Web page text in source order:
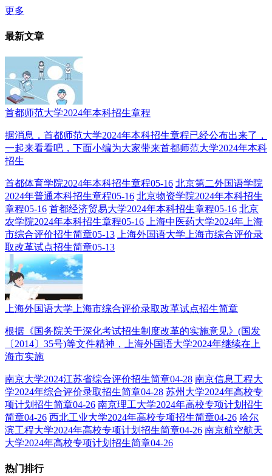
更多
最新文章
首都师范大学2024年本科招生章程
据消息，首都师范大学2024年本科招生章程已经公布出来了，
一起来看看吧，下面小编为大家带来首都师范大学2024年本科
招生
首都体育学院2024年本科招生章程05-16 北京第二外国语学院
2024年普通本科招生章程05-16 北京物资学院2024年本科招生
章程05-16 首都经济贸易大学2024年本科招生章程05-16 北京
农学院2024年本科招生章程05-16
上海中医药大学2024年上海
市综合评价招生简章05-13
上海外国语大学上海市综合评价录
取改革试点招生简章05-13
上海外国语大学上海市综合评价录取改革试点招生简章
根据《国务院关于深化考试招生制度改革的实施意见》(国发
〔2014〕35号)等文件精神，上海外国语大学2024年继续在上
海市实施
南京大学2024江苏省综合评价招生简章04-28 南京信息工程大
学2024年综合评价录取招生简章04-28 苏州大学2024年高校专
项计划招生简章04-26 南京理工大学2024年高校专项计划招生
简章04-26 西北工业大学2024年高校专项招生简章04-26 哈尔
滨工程大学2024年高校专项计划招生简章04-26 南京航空航天
大学2024年高校专项计划招生简章04-26
热门排行